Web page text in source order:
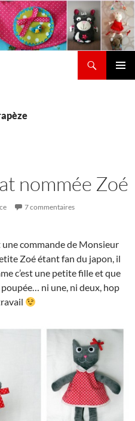
nommée Zoé
7 commentaires
commande de Monsieur
Zoé étant fan du japon, il
c’est une petite fille et que
poupée… ni une, ni deux, hop